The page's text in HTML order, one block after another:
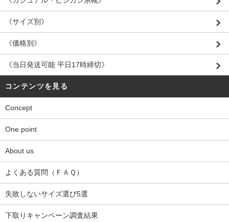
《サイズ別》
《価格別》
《当日発送可能 平日17時締切》
コンテンツを見る
Concept
One point
About us
よくある質問（ＦＡＱ）
失敗しないサイズ選び5選
下取りキャンペーン調査結果